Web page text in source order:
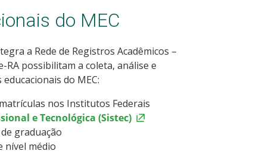
do MEC
a Rede de Registros Acadêmicos –
RA possibilitam a coleta, análise e
do MEC:
nos Institutos Federais
e Tecnológica (Sistec)
graduação
nível médio